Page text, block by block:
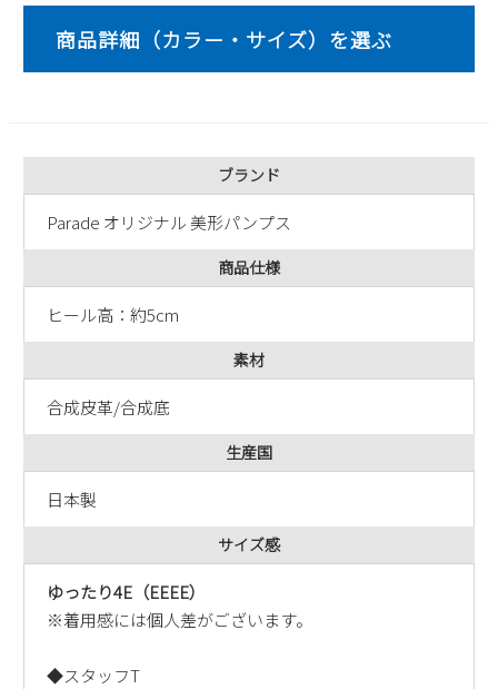
6
7 8 9 10 11
12
13
14 15 16 17 18
20
21 22 23 24 25
26
新規会員登録
会社概要
プライバシーポリシー
特定商取引法に基づく表示
お問い合わせ
ブランド
Parade オリジナル 美形パンプス
商品仕様
ヒール高：約5cm
素材
合成皮革/合成底
生産国
日本製
サイズ感
ゆったり4E（EEEE）
※着用感には個人差がございます。
◆スタッフT